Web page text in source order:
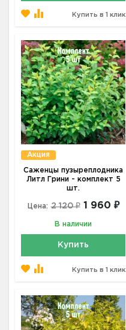
Купить в 1 клик
Акция
Саженцы пузыреплодника
Литл Грини - комплект 5
шт.
Цена: 2 120 ₽ 1 960 ₽
В наличии
Купить
Купить в 1 клик